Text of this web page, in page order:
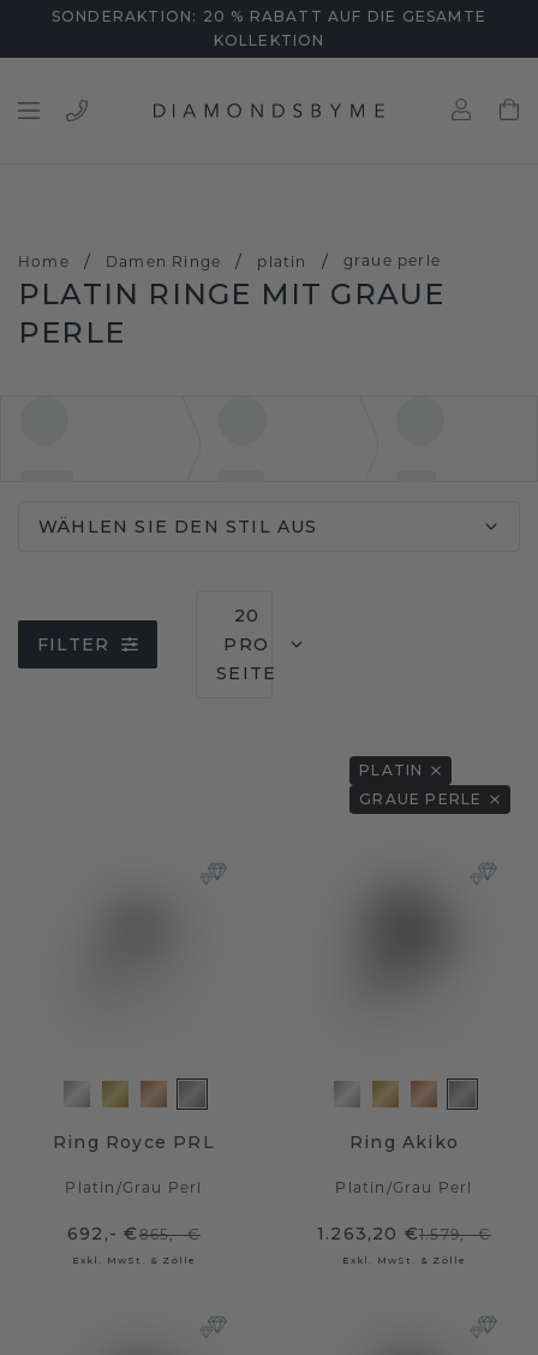
SONDERAKTION: 20 % RABATT AUF DIE GESAMTE
KOLLEKTION
Home / Damen Ringe / platin / graue perle
PLATIN RINGE MIT GRAUE
PERLE
WÄHLEN SIE DEN STIL AUS
FILTER
20
PRO
SEITE
PLATIN
GRAUE PERLE
Ring Royce PRL
Platin /Grau Perl
692,- €865,- €
Exkl. MwSt. & Zölle
Ring Akiko
Platin /Grau Perl
1.263,20 €1.579,- €
Exkl. MwSt. & Zölle